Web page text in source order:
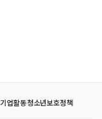
업활동청소년보호정책